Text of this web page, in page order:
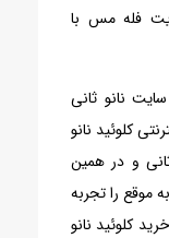
فله مس با
نانو ثانی
کلوئید نانو
و در همین
موقع را تجربه
کلوئید نانو